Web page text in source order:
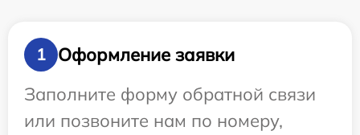
1
Оформление заявки
Заполните форму обратной связи
или позвоните нам по номеру,